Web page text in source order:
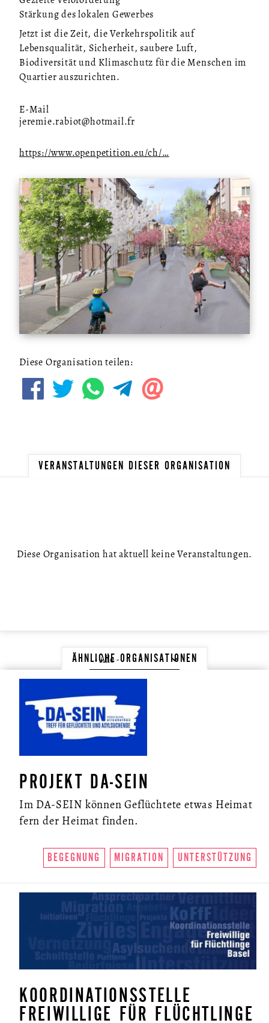
Stärkung des lokalen Gewerbes
Jetzt ist die Zeit, die Verkehrspolitik auf
Lebensqualität, Sicherheit, saubere Luft,
Biodiversität und Klimaschutz für die Menschen im
Quartier auszurichten.
E-Mail
jeremie.rabiot@hotmail.fr
https://www.openpetition.eu/ch/…
Diese Organisation teilen:
VERANSTALTUNGEN DIESER ORGANISATION
Diese Organisation hat aktuell keine Veranstaltungen.
ÄHNLICHE ORGANISATIONEN
PROJEKT DA-SEIN
Im DA-SEIN können Geflüchtete etwas Heimat
fern der Heimat finden.
BEGEGNUNG MIGRATION UNTERSTÜTZUNG
KOORDINATIONSSTELLE
FREIWILLIGE FÜR FLÜCHTLINGE